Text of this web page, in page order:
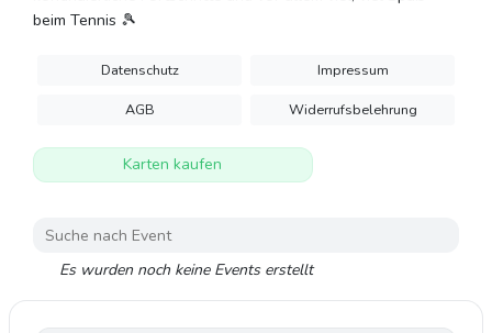
beim Tennis 🎾
Datenschutz Impressum
AGB Widerrufsbelehrung
Karten kaufen
Es wurden noch keine Events erstellt